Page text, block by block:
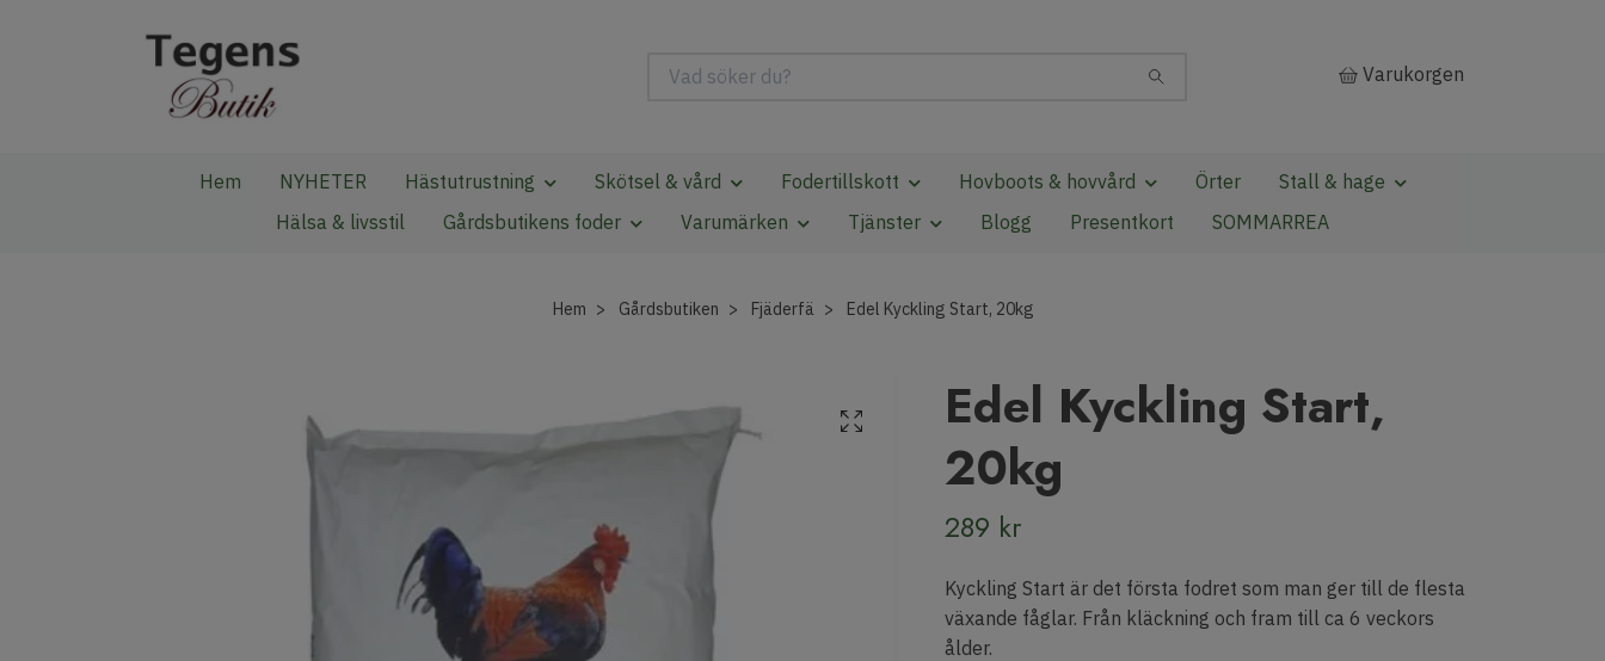
Varukorgen
Hem NYHETER Hästutrustning Skötsel & vård Fodertillskott Hovboots & hovvård Örter
Stall & hage
Hälsa & livsstil
Gårdsbutikens foder Varumärken Tjänster Blogg Presentkort SOMMARREA
Hem Gårdsbutiken Fjäderfä Edel Kyckling Start, 20kg
Edel Kyckling Start,
20kg
289 kr
Kyckling Start är det första fodret som man ger till de flesta
växande fåglar. Från kläckning och fram till ca 6 veckors
ålder.